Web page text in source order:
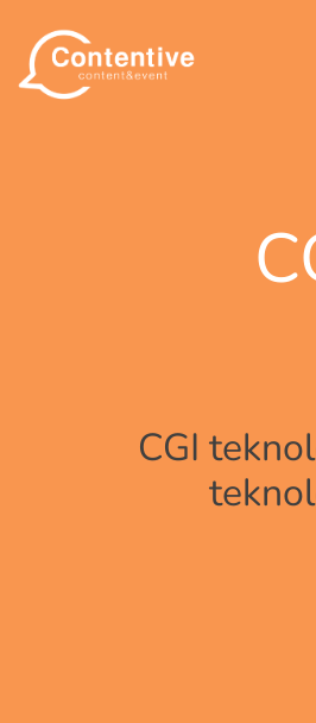
content
CGI